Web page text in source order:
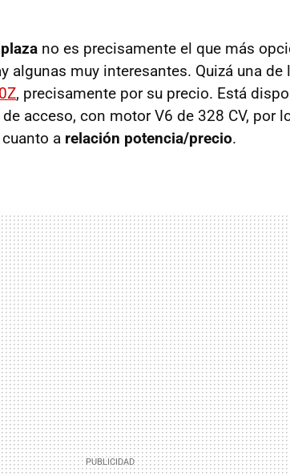
no es precisamente el que más
algunas muy interesantes. Quizá una de
, precisamente por su precio. Está
acceso, con motor V6 de 328 CV, por
a relación potencia/precio.